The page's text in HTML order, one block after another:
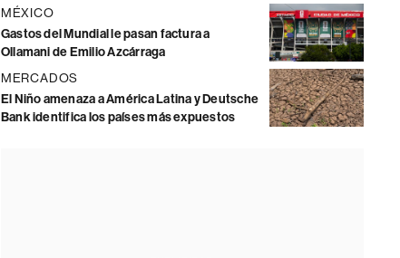
MÉXICO
Gastos del Mundial le pasan factura a
Ollamani de Emilio Azcárraga
MERCADOS
El Niño amenaza a América Latina y Deutsche
Bank identifica los países más expuestos